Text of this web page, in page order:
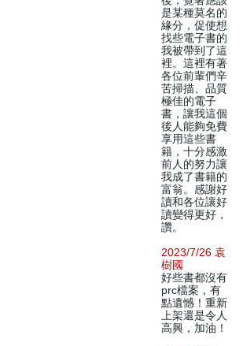
是某種莫名的
緣分，促使想
找些電子書的
我被帶到了這
裡。這裡有著
各位前輩們辛
苦掃描、品質
極佳的電子
書，讓我這個
後人能夠免費
享用這些書
籍，十分感激
前人的努力讓
我成了書籍的
富翁。感謝好
讀和各位讓好
讀變得更好，
讚。
2023/7/26 袁
樹國
好些書都沒有
prc檔案，有
點遺憾！重新
上架還是令人
高興，加油！